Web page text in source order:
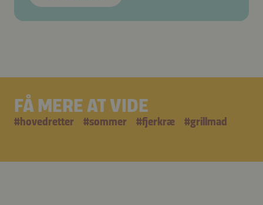
FÅ MERE AT VIDE
#hovedretter #sommer #fjerkræ #grillmad